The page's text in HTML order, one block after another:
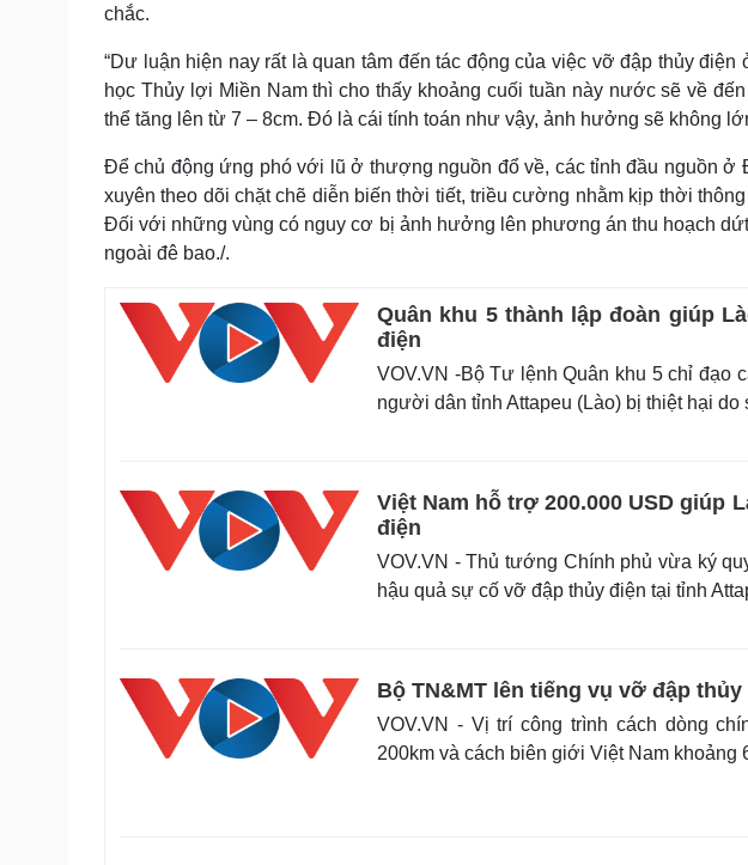
chắc.
“Dư luận hiện nay rất là quan tâm đến tác động của việc vỡ đập thủy
học Thủy lợi Miền Nam thì cho thấy khoảng cuối tuần này nước sẽ về
thể tăng lên từ 7 – 8cm. Đó là cái tính toán như vậy, ảnh hưởng sẽ không
Để chủ động ứng phó với lũ ở thượng nguồn đổ về, các tỉnh đầu nguồn
xuyên theo dõi chặt chẽ diễn biến thời tiết, triều cường nhằm kịp thời
Đối với những vùng có nguy cơ bị ảnh hưởng lên phương án thu hoạch
ngoài đê bao./.
Quân khu 5 thành lập đoàn giúp
điện
VOV.VN -Bộ Tư lệnh Quân khu 5 chỉ đạo
người dân tỉnh Attapeu (Lào) bị thiệt hại
Việt Nam hỗ trợ 200.000 USD giúp
điện
VOV.VN - Thủ tướng Chính phủ vừa ký
hậu quả sự cố vỡ đập thủy điện tại tỉnh
Bộ TN&MT lên tiếng vụ vỡ đập
VOV.VN - Vị trí công trình cách dòng
200km và cách biên giới Việt Nam khoảng